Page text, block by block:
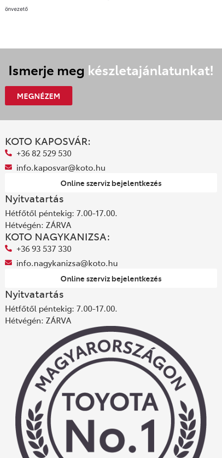
önvezető
Ismerje meg készletajánlatunkat!
MEGNÉZEM
KOTO KAPOSVÁR:
+36 82 529 530
info.kaposvar@koto.hu
Online szerviz bejelentkezés
Nyitvatartás
Hétfőtől péntekig: 7.00-17.00.
Hétvégén: ZÁRVA
KOTO NAGYKANIZSA:
+36 93 537 330
info.nagykanizsa@koto.hu
Online szerviz bejelentkezés
Nyitvatartás
Hétfőtől péntekig: 7.00-17.00.
Hétvégén: ZÁRVA